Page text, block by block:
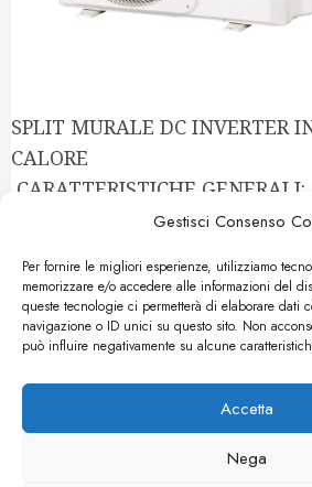
Gestisci Consenso
Per fornire le migliori esperienze, utilizziamo
memorizzare e/o accedere alle informazioni del
queste tecnologie ci permetterà di elaborare dati
navigazione o ID unici su questo sito. Non
può influire negativamente su alcune
Accetta
Nega
SPLIT MURALE DC INVERTER
CALORE
CARATTERISTICHE GENERALI:
– Refrigerante Ecologico R32